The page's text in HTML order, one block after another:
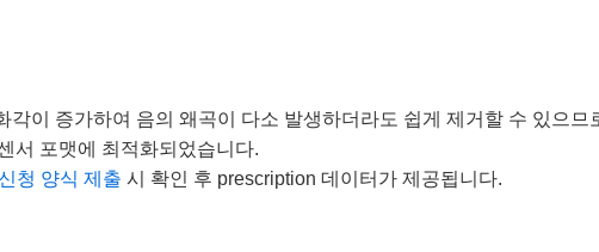
이 증가하여 음의 왜곡이 다소 발생하더라도 쉽게 제거할 수 있으므
서 포맷에 최적화되었습니다.
신청 양식 제출 시 확인 후 prescription 데이터가 제공됩니다.